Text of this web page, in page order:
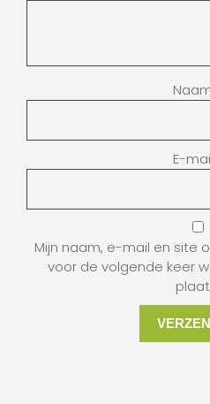
E-
Mijn naam, e-mail en site
voor de volgende keer